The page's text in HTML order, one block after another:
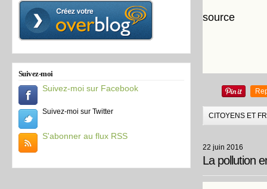
Suivez-moi
Suivez-moi sur Facebook
Suivez-moi sur Twitter
S'abonner au flux RSS
source
CITOYENS ET
22 juin 2016
La pollution